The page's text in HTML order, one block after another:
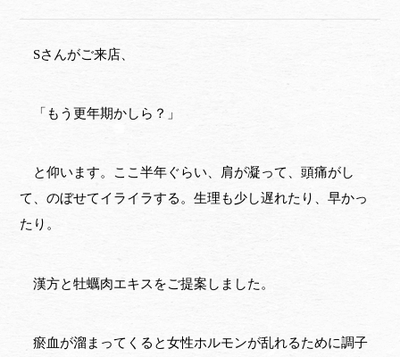
Sさんがご来店、
「もう更年期かしら？」
と仰います。ここ半年ぐらい、肩が凝って、頭痛がし
て、のぼせてイライラする。生理も少し遅れたり、早かっ
たり。
漢方と牡蠣肉エキスをご提案しました。
瘀血が溜まってくると女性ホルモンが乱れるために調子